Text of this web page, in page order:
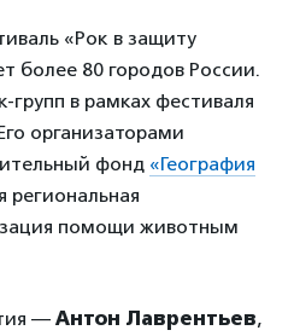
«Рок в защиту
более 80 городов России.
групп в рамках фестиваля
организаторами
фонд «География
региональная
помощи животным
— Антон Лаврентьев,